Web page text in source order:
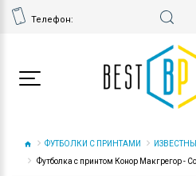
Телефон:
ФУТБОЛКИ С ПРИНТАМИ
Футболка с принтом Конор Макгрегор -